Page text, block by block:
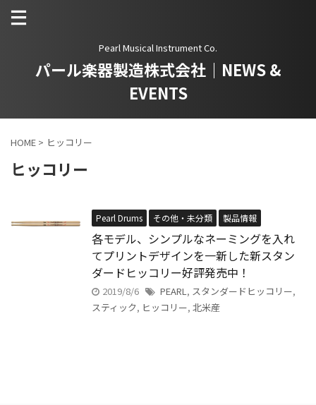
Pearl Musical Instrument Co.
パール楽器製造株式会社｜NEWS &
EVENTS
HOME > ヒッコリー
ヒッコリー
Pearl Drums その他・未分類 製品情報
各モデル、シンプルなネーミングを入れ
てプリントデザインを一新した新スタン
ダードヒッコリー好評発売中！
2019/8/6 PEARL, スタンダードヒッコリー,
スティック, ヒッコリー, 北米産